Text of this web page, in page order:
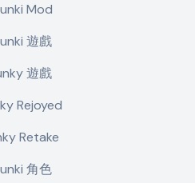
Mod
遊戲
遊戲
Rejoyed
Retake
角色